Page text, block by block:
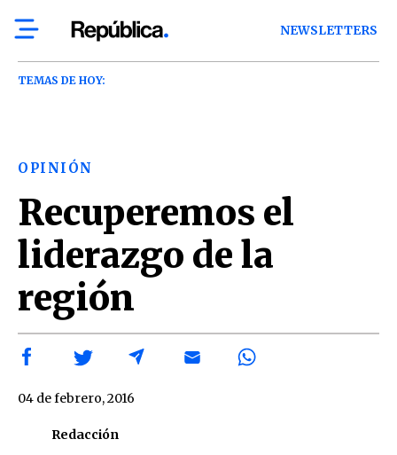
NEWSLETTERS
TEMAS DE HOY:
OPINIÓN
Recuperemos el
liderazgo de la
región
Redacción
04 de febrero, 2016